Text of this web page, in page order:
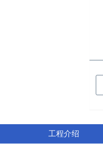
工程介绍